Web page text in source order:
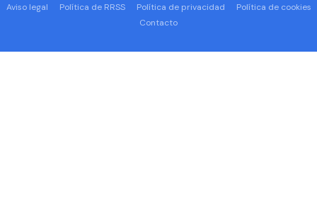
Aviso legal Política de RRSS Política de privacidad
Política de cookies
Contacto